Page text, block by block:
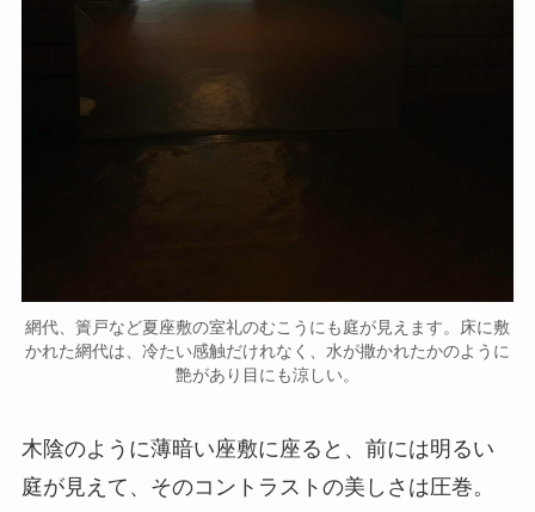
網代、簀戸など夏座敷の室礼のむこうにも庭が見えます。床に敷
かれた網代は、冷たい感触だけれなく、水が撒かれたかのように
艶があり目にも涼しい。
木陰のように薄暗い座敷に座ると、前には明るい
庭が見えて、そのコントラストの美しさは圧巻。